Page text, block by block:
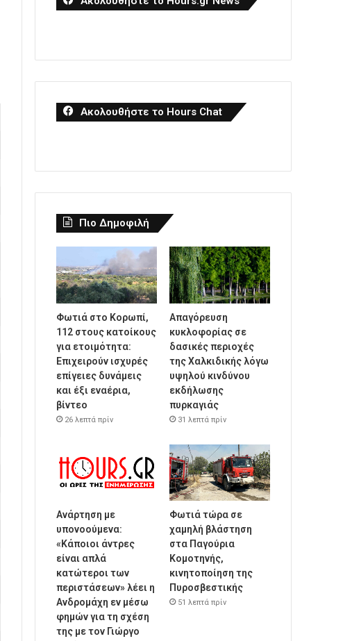
Ακολουθήστε το Hours Chat
Πιο Δημοφιλή
Φωτιά στο Κορωπί,
112 στους κατοίκους
για ετοιμότητα:
Επιχειρούν ισχυρές
επίγειες δυνάμεις
και έξι εναέρια,
βίντεο
26 λεπτά πρίν
Απαγόρευση
κυκλοφορίας σε
δασικές περιοχές
της Χαλκιδικής λόγω
υψηλού κινδύνου
εκδήλωσης
πυρκαγιάς
31 λεπτά πρίν
Ανάρτηση με
υπονοούμενα:
«Κάποιοι άντρες
είναι απλά
κατώτεροι των
περιστάσεων» λέει η
Ανδρομάχη εν μέσω
φημών για τη σχέση
της με τον Γιώργο
Φωτιά τώρα σε
χαμηλή βλάστηση
στα Παγούρια
Κομοτηνής,
κινητοποίηση της
Πυροσβεστικής
51 λεπτά πρίν